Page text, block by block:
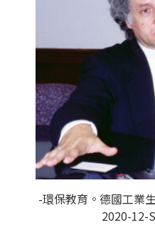
-環保教育。德國工業
2020-12-